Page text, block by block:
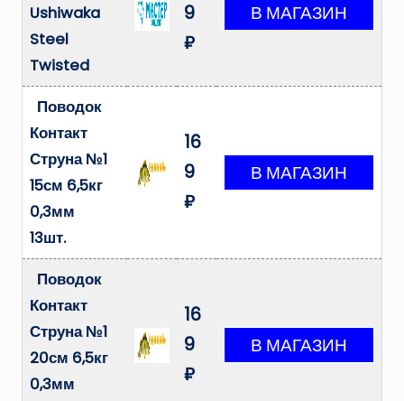
Ushiwaka
Steel
Twisted
9
₽
Поводок
Контакт
Струна №1
15см 6,5кг
0,3мм
13шт.
16
9
₽
Поводок
Контакт
Струна №1
20см 6,5кг
0,3мм
16
9
₽